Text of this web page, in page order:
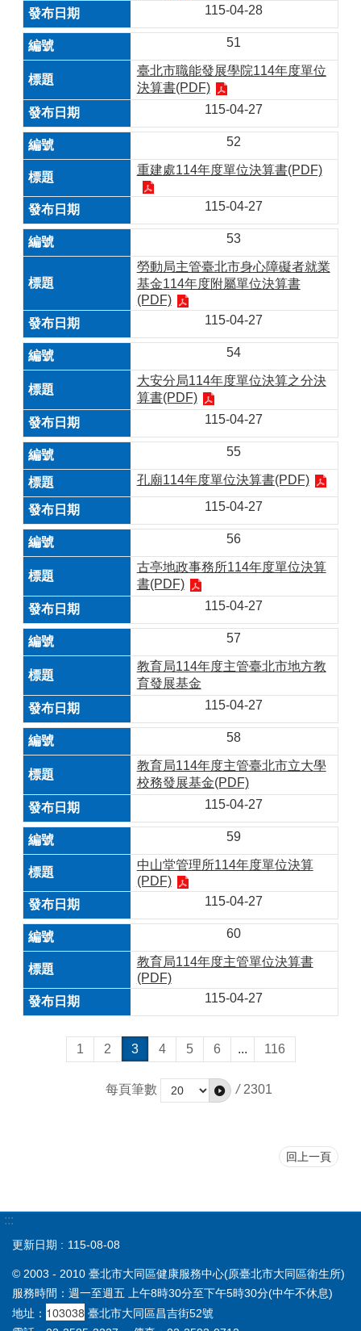
115-04-28
51
臺北市職能發展學院114年度單位
決算書(PDF)
115-04-27
52
重建處114年度單位決算書(PDF)
115-04-27
53
勞動局主管臺北市身心障礙者就業
基金114年度附屬單位決算書
(PDF)
115-04-27
54
大安分局114年度單位決算之分決
算書(PDF)
115-04-27
55
孔廟114年度單位決算書(PDF)
115-04-27
56
古亭地政事務所114年度單位決算
書(PDF)
115-04-27
57
教育局114年度主管臺北市地方教
育發展基金
115-04-27
58
教育局114年度主管臺北市立大學
校務發展基金(PDF)
115-04-27
59
中山堂管理所114年度單位決算
(PDF)
115-04-27
60
教育局114年度主管單位決算書
(PDF)
115-04-27
1 2 3 4 5 6 ... 116
每頁筆數 / 2301
回上一頁
:::
更新日期 115-08-08
© 2003 - 2010 臺北市大同區健康服務中心(原臺北市大同區衛生所)
服務時間：週一至週五 上午8時30分至下午5時30分(中午不休息)
地址： 103038 臺北市大同區昌吉街52號